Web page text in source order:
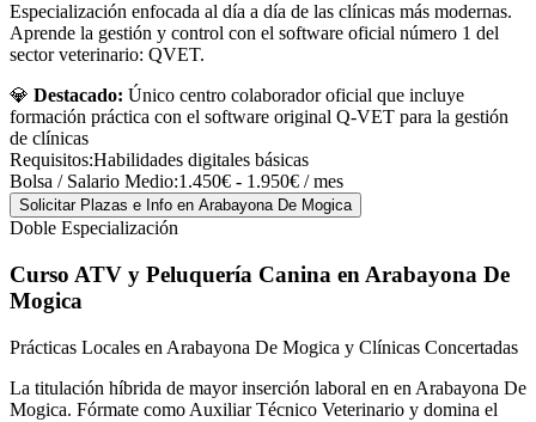
Especialización enfocada al día a día de las clínicas más modernas.
Aprende la gestión y control con el software oficial número 1 del
sector veterinario: QVET.
💎 Destacado: Único centro colaborador oficial que incluye
formación práctica con el software original Q-VET para la gestión
de clínicas
Requisitos:Habilidades digitales básicas
Bolsa / Salario Medio:1.450€ - 1.950€ / mes
Solicitar Plazas e Info en Arabayona De Mogica
Doble Especialización
Curso ATV y Peluquería Canina en Arabayona De
Mogica
Prácticas Locales en Arabayona De Mogica y Clínicas Concertadas
La titulación híbrida de mayor inserción laboral en en Arabayona De
Mogica. Fórmate como Auxiliar Técnico Veterinario y domina el